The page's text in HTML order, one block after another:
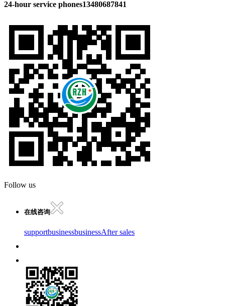
24-hour service phones13480687841
Follow us
在线咨询
supportbusinessbusinessAfter sales